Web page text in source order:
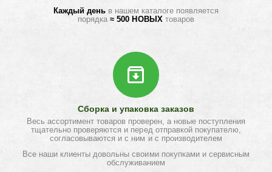
Каждый деньв нашем каталоге появляется
порядка≈ 500 НОВЫХ товаров
Сборка и упаковка заказов
Весь ассортимент товаров проверен, а новые поступления
тщательно проверяются и перед отправкой покупателю,
согласовываются и с ним и с производителем
Все наши клиенты довольны своими покупками и сервисным
обслуживанием